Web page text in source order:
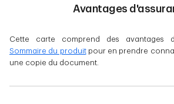
Avantages
Cette carte comprend des avantages
Sommaire du produitpour en prendre
une copie du document.